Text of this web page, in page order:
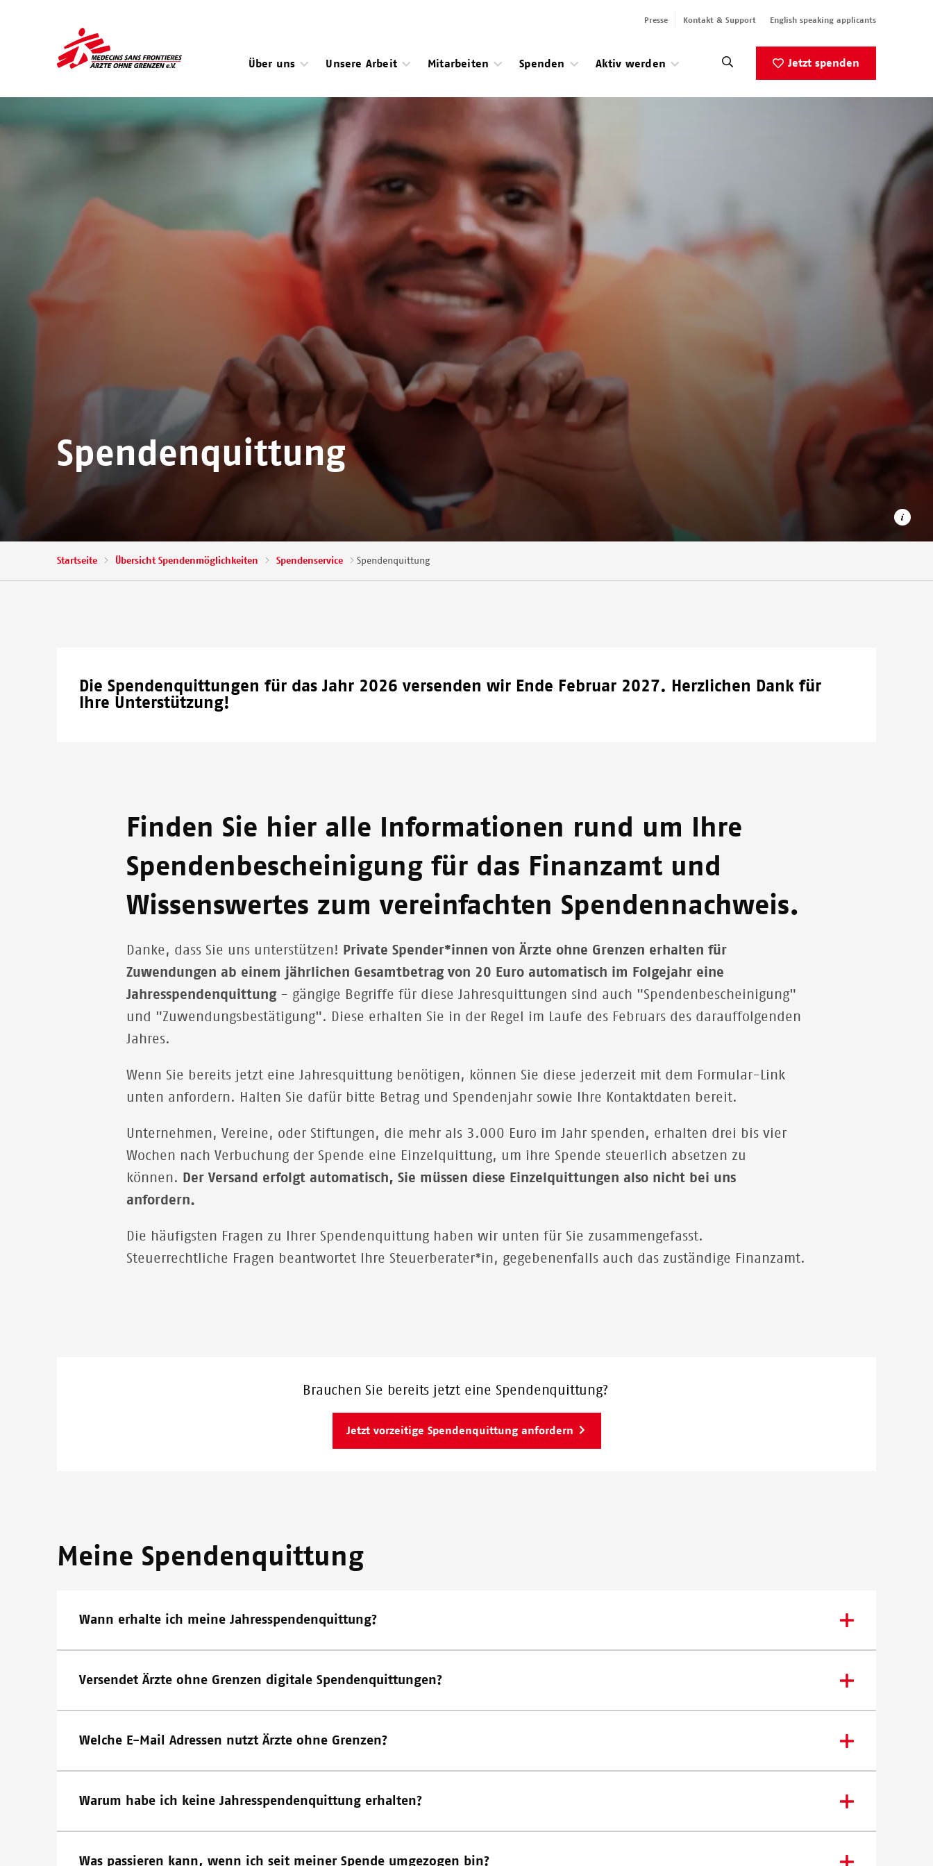
Über uns
Unsere Arbeit Mitarbeiten Spenden Aktiv werden
Presse Kontakt & Support English speaking applicants
Jetzt spenden
Spendenquittung
Pfadnavigation
Startseite Übersicht Spendenmöglichkeiten Spendenservice Spendenquittung
Die Spendenquittungen für das Jahr 2026 versenden wir Ende Februar 2027. Herzlichen Dank für
Ihre Unterstützung!
Finden Sie hier alle Informationen rund um Ihre
Spendenbescheinigung für das Finanzamt und
Wissenswertes zum vereinfachten Spendennachweis.
Danke, dass Sie uns unterstützen! Private Spender*innen von Ärzte ohne Grenzen erhalten für
Zuwendungen ab einem jährlichen Gesamtbetrag von 20 Euro automatisch im Folgejahr eine
Jahresspendenquittung- gängige Begriffe für diese Jahresquittungen sind auch "Spendenbescheinigung"
und "Zuwendungsbestätigung". Diese erhalten Sie in der Regel im Laufe des Februars des darauffolgenden
Jahres.
Wenn Sie bereits jetzt eine Jahresquittung benötigen, können Sie diese jederzeit mit dem Formular-Link
unten anfordern. Halten Sie dafür bitte Betrag und Spendenjahr sowie Ihre Kontaktdaten bereit.
Unternehmen, Vereine, oder Stiftungen, die mehr als 3.000 Euro im Jahr spenden, erhalten drei bis vier
Wochen nach Verbuchung der Spende eine Einzelquittung, um ihre Spende steuerlich absetzen zu
können. Der Versand erfolgt automatisch, Sie müssen diese Einzelquittungen also nicht bei uns
anfordern.
Die häufigsten Fragen zu Ihrer Spendenquittung haben wir unten für Sie zusammengefasst.
Steuerrechtliche Fragen beantwortet Ihre Steuerberater*in, gegebenenfalls auch das zuständige Finanzamt.
Brauchen Sie bereits jetzt eine Spendenquittung?
Jetzt vorzeitige Spendenquittung anfordern
Meine Spendenquittung
Wann erhalte ich meine Jahresspendenquittung?
Versendet Ärzte ohne Grenzen digitale Spendenquittungen?
Welche E-Mail Adressen nutzt Ärzte ohne Grenzen?
Warum habe ich keine Jahresspendenquittung erhalten?
Was passieren kann, wenn ich seit meiner Spende umgezogen bin?